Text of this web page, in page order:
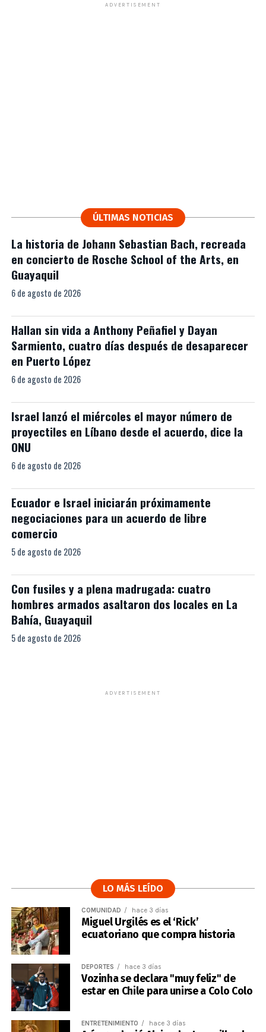
ADVERTISEMENT
ÚLTIMAS NOTICIAS
La historia de Johann Sebastian Bach, recreada
en concierto de Rosche School of the Arts, en
Guayaquil
6 de agosto de 2026
Hallan sin vida a Anthony Peñafiel y Dayan
Sarmiento, cuatro días después de desaparecer
en Puerto López
6 de agosto de 2026
Israel lanzó el miércoles el mayor número de
proyectiles en Líbano desde el acuerdo, dice la
ONU
6 de agosto de 2026
Ecuador e Israel iniciarán próximamente
negociaciones para un acuerdo de libre
comercio
5 de agosto de 2026
Con fusiles y a plena madrugada: cuatro
hombres armados asaltaron dos locales en La
Bahía, Guayaquil
5 de agosto de 2026
ADVERTISEMENT
LO MÁS LEÍDO
COMUNIDAD hace 3 días
Miguel Urgilés es el ‘Rick’
ecuatoriano que compra historia
DEPORTES hace 3 días
Vozinha se declara "muy feliz" de
estar en Chile para unirse a Colo Colo
ENTRETENIMIENTO hace 3 días